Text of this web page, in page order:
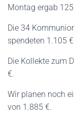
Montag ergab
Die 34
spendeten 1.105 €
Die Kollekte zum
€.
Wir planen noch
von 1.885 €.